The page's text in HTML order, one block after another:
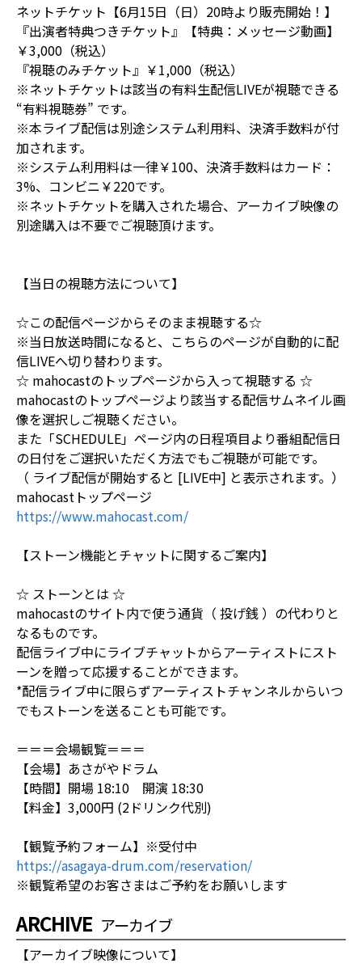
ネットチケット【6月15日（日）20時より販売開始！】
『出演者特典つきチケット』【特典：メッセージ動画】
￥3,000（税込）
『視聴のみチケット』￥1,000（税込）
※ネットチケットは該当の有料生配信LIVEが視聴できる
“有料視聴券” です。
※本ライブ配信は別途システム利用料、決済手数料が付
加されます。
※システム利用料は一律￥100、決済手数料はカード：
3%、コンビニ￥220です。
※ネットチケットを購入された場合、アーカイブ映像の
別途購入は不要でご視聴頂けます。
【当日の視聴方法について】
☆この配信ページからそのまま視聴する☆
※当日放送時間になると、こちらのページが自動的に配
信LIVEへ切り替わります。
☆ mahocastのトップページから入って視聴する ☆
mahocastのトップページより該当する配信サムネイル画
像を選択しご視聴ください。
また「SCHEDULE」ページ内の日程項目より番組配信日
の日付をご選択いただく方法でもご視聴が可能です。
（ ライブ配信が開始すると [LIVE中] と表示されます。）
mahocastトップページ
https://www.mahocast.com/
【ストーン機能とチャットに関するご案内】
☆ ストーンとは ☆
mahocastのサイト内で使う通貨（ 投げ銭 ）の代わりと
なるものです。
配信ライブ中にライブチャットからアーティストにスト
ーンを贈って応援することができます。
*配信ライブ中に限らずアーティストチャンネルからいつ
でもストーンを送ることも可能です。
＝＝＝会場観覧＝＝＝
【会場】あさがやドラム
【時間】開場 18:10 開演 18:30
【料金】3,000円 (2ドリンク代別)
【観覧予約フォーム】※受付中
https://asagaya-drum.com/reservation/
※観覧希望のお客さまはご予約をお願いします
ARCHIVE アーカイブ
【アーカイブ映像について】